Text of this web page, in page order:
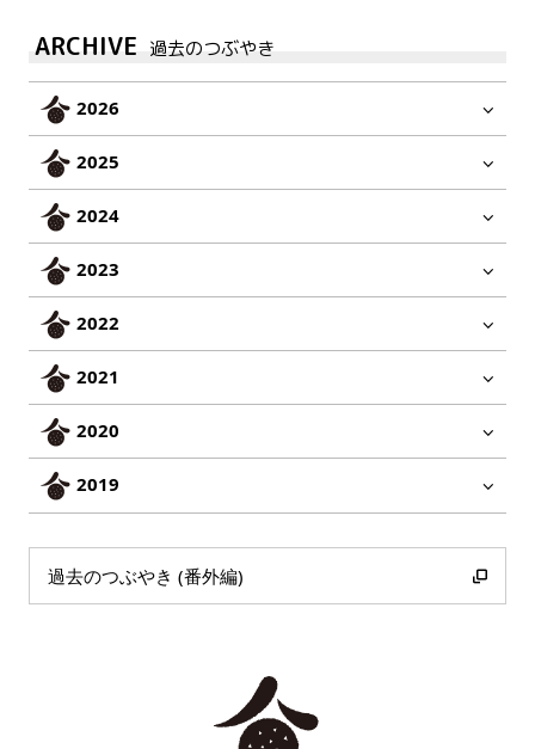
ARCHIVE 過去のつぶやき
2026
2025
2024
2023
2022
2021
2020
2019
過去のつぶやき (番外編)